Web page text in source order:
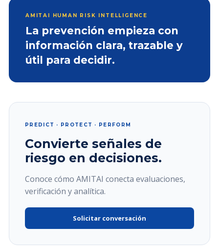
AMITAI HUMAN RISK INTELLIGENCE
La prevención empieza con
información clara, trazable y
útil para decidir.
PREDICT · PROTECT · PERFORM
Convierte señales de
riesgo en decisiones.
Conoce cómo AMITAI conecta evaluaciones,
verificación y analítica.
Solicitar conversación